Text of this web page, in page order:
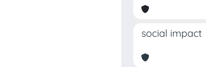
social impact